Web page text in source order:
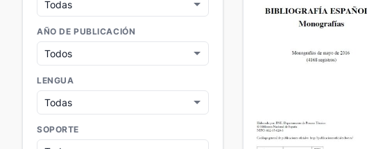
AÑO DE PUBLICACIÓN
LENGUA
SOPORTE